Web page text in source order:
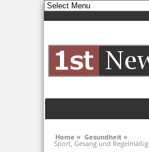
Home » Gesundheit »
Sport, Gesang und